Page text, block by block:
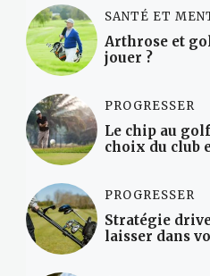
SANTÉ ET
Arthrose et
jouer ?
PROGRESSER
Le chip au
choix du club
PROGRESSER
Stratégie
laisser dans